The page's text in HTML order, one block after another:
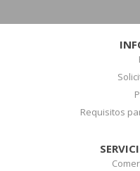
Requisitos